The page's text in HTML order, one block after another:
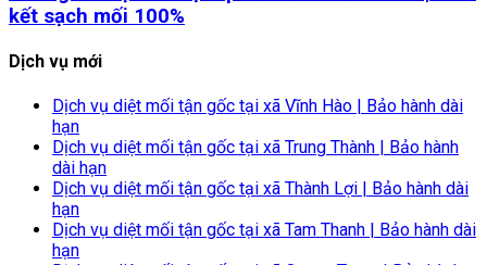
kết sạch mối 100%
Dịch vụ mới
Dịch vụ diệt mối tận gốc tại xã Vĩnh Hào | Bảo hành dài
hạn
Dịch vụ diệt mối tận gốc tại xã Trung Thành | Bảo hành
dài hạn
Dịch vụ diệt mối tận gốc tại xã Thành Lợi | Bảo hành dài
hạn
Dịch vụ diệt mối tận gốc tại xã Tam Thanh | Bảo hành dài
hạn